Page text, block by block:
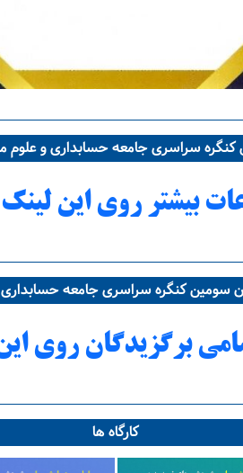
سراسری جامعه حسابداری و علوم
بیشتر روی این
سومین کنگره سراسری جامعه حسابداری
برگزیدگان روی
کارگاه ها